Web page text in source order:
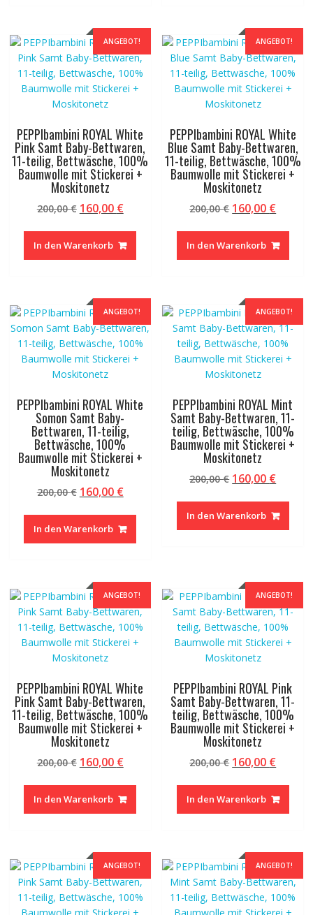
ANGEBOT!
PEPPIbambini ROYAL White
Pink Samt Baby-Bettwaren,
11-teilig, Bettwäsche, 100%
Baumwolle mit Stickerei +
Moskitonetz
200,00€ Ursprünglicher
war:
200,00 €
160,00 €Aktueller
160,00 €.
In den Warenkorb
ANGEBOT!
PEPPIbambini ROYAL White
Blue Samt Baby-Bettwaren,
11-teilig, Bettwäsche, 100%
Baumwolle mit Stickerei +
Moskitonetz
200,00€ Ursprünglicher
war:
200,00 €
160,00 €
160,00
In den Warenkorb
ANGEBOT!
PEPPIbambini ROYAL White
Somon Samt Baby-
Bettwaren, 11-teilig,
Bettwäsche, 100%
Baumwolle mit Stickerei +
Moskitonetz
200,00€ Ursprünglicher
war:
200,00 €
160,00 €Aktueller
160,00 €.
In den Warenkorb
ANGEBOT!
PEPPIbambini ROYAL Mint
Samt Baby-Bettwaren, 11-
teilig, Bettwäsche, 100%
Baumwolle mit Stickerei +
Moskitonetz
200,00€ Ursprünglicher
war:
200,00 €
160,00 €
160,00
In den Warenkorb
ANGEBOT!
PEPPIbambini ROYAL White
Pink Samt Baby-Bettwaren,
11-teilig, Bettwäsche, 100%
Baumwolle mit Stickerei +
Moskitonetz
200,00€ Ursprünglicher
war:
200,00 €
160,00 €Aktueller
160,00 €.
In den Warenkorb
ANGEBOT!
PEPPIbambini ROYAL Pink
Samt Baby-Bettwaren, 11-
teilig, Bettwäsche, 100%
Baumwolle mit Stickerei +
Moskitonetz
200,00€ Ursprünglicher
war:
200,00 €
160,00 €
160,00
In den Warenkorb
ANGEBOT! ANGEBOT!